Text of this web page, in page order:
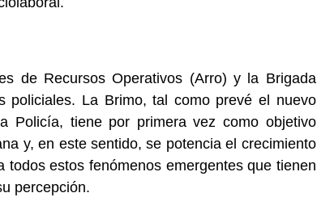
de Recursos Operativos (Arro) y la Brigada
policiales. La Brimo, tal como prevé el nuevo
Policía, tiene por primera vez como objetivo
y, en este sentido, se potencia el crecimiento
todos estos fenómenos emergentes que tienen
percepción.